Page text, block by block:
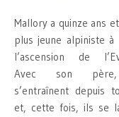
Mallory a quinze ans
plus jeune alpiniste à
l’ascension de
Avec son
s’entraînent depuis
et, cette fois, ils se